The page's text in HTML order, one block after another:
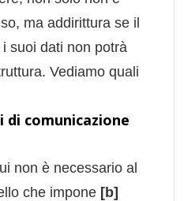
ma addirittura se il
suoi dati non potrà
Vediamo quali
di comunicazione
non è necessario al
che impone [b]